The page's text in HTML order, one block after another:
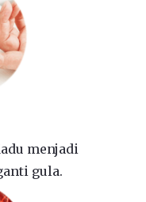
menjadi
gula.